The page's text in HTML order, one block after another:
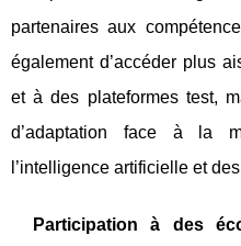
partenaires aux
également d’accéder plus
et à des plateformes test,
d’adaptation face à la
l’intelligence artificielle et
Participation à des